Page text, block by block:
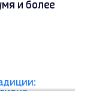
и более